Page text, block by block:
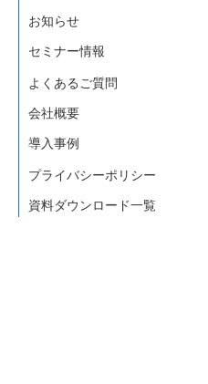
お知らせ
セミナー情報
よくあるご質問
会社概要
導入事例
プライバシーポリシー
資料ダウンロード一覧